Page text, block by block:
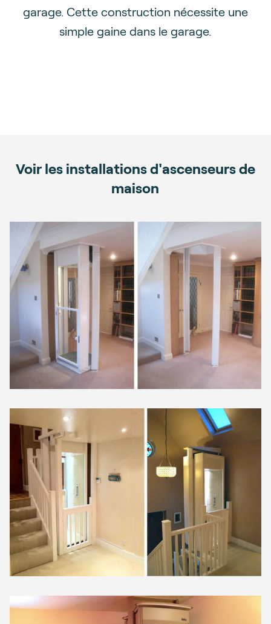
garage. Cette construction nécessite une
simple gaine dans le garage.
Voir les installations d'ascenseurs de
maison